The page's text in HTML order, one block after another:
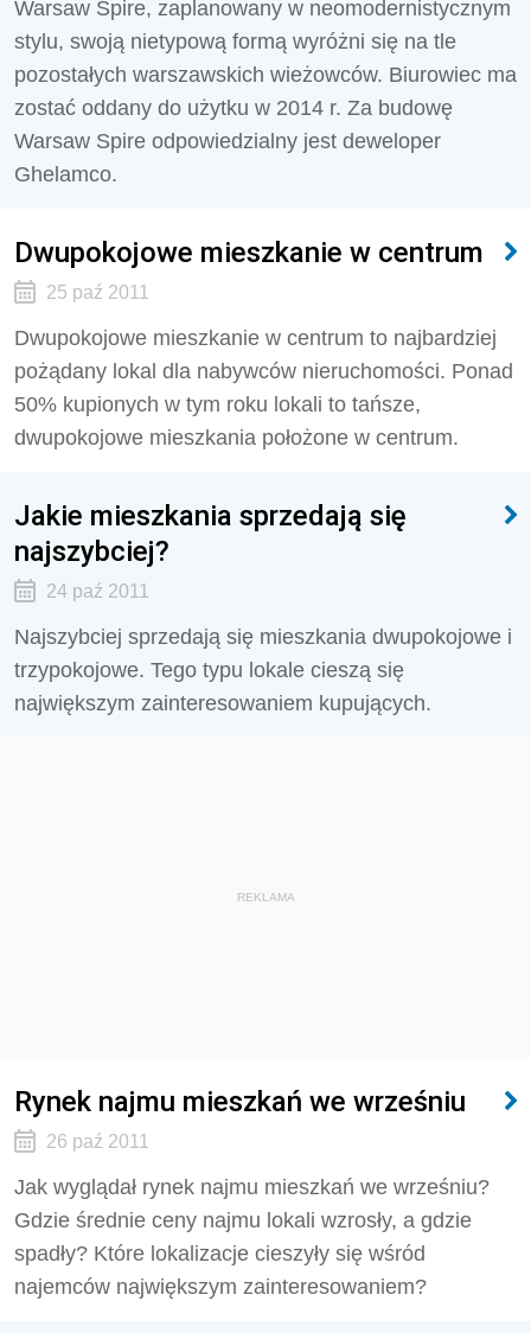
Warsaw Spire, zaplanowany w neomodernistycznym
stylu, swoją nietypową formą wyróżni się na tle
pozostałych warszawskich wieżowców. Biurowiec ma
zostać oddany do użytku w 2014 r. Za budowę
Warsaw Spire odpowiedzialny jest deweloper
Ghelamco.
Dwupokojowe mieszkanie w centrum
25 paź 2011
Dwupokojowe mieszkanie w centrum to najbardziej
pożądany lokal dla nabywców nieruchomości. Ponad
50% kupionych w tym roku lokali to tańsze,
dwupokojowe mieszkania położone w centrum.
Jakie mieszkania sprzedają się
najszybciej?
24 paź 2011
Najszybciej sprzedają się mieszkania dwupokojowe i
trzypokojowe. Tego typu lokale cieszą się
największym zainteresowaniem kupujących.
REKLAMA
Rynek najmu mieszkań we wrześniu
26 paź 2011
Jak wyglądał rynek najmu mieszkań we wrześniu?
Gdzie średnie ceny najmu lokali wzrosły, a gdzie
spadły? Które lokalizacje cieszyły się wśród
najemców największym zainteresowaniem?